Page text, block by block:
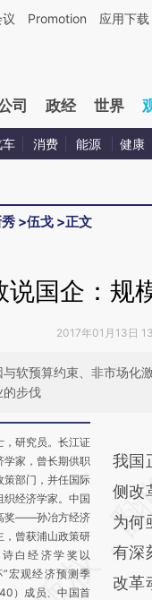
财新文章[https://
Promotion 应用下载
司 政经 世界
车 消费 能源 健康
>伍戈 >正文
说国企：规
2017年01月13日
软预算约束、非市场化
的步伐
，研究员。长江证
学家，曾长期供职
策部门，并任国际
织经济学家。中国
奖——孙冶方经济
，曾获浦山政策研
白经济学奖以
”宏观经济预测季
）成员、中国首
请
而成
财新
我国
侧改
为何
有深
改革